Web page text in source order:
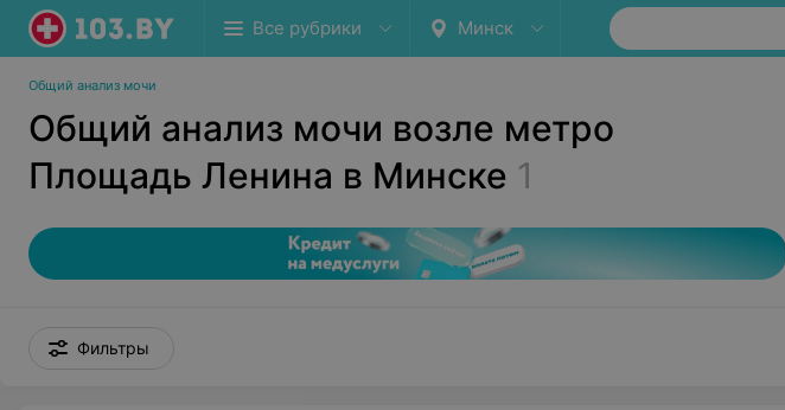
Все рубрики Минск
Общий анализ мочи
Общий анализ мочи возле метро
Площадь Ленина в Минске 1
Фильтры